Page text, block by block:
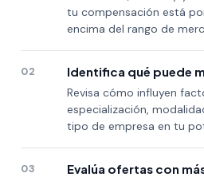
tu compensación está
encima del rango de
02 Identifica qué puede
Revisa cómo influyen
especialización,
tipo de empresa en tu
03 Evalúa ofertas con